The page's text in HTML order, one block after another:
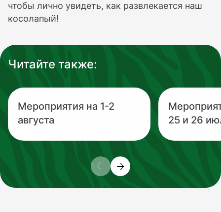
чтобы лично увидеть, как развлекается наш
косолапый!
Читайте также:
Мероприятия на 1-2
августа
25 и 26